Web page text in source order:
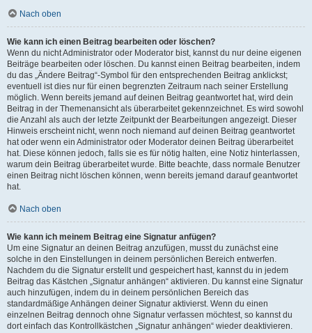
Nach oben
Wie kann ich einen Beitrag bearbeiten oder löschen?
Wenn du nicht Administrator oder Moderator bist, kannst du nur deine eigenen
Beiträge bearbeiten oder löschen. Du kannst einen Beitrag bearbeiten, indem
du das „Ändere Beitrag“-Symbol für den entsprechenden Beitrag anklickst;
eventuell ist dies nur für einen begrenzten Zeitraum nach seiner Erstellung
möglich. Wenn bereits jemand auf deinen Beitrag geantwortet hat, wird dein
Beitrag in der Themenansicht als überarbeitet gekennzeichnet. Es wird sowohl
die Anzahl als auch der letzte Zeitpunkt der Bearbeitungen angezeigt. Dieser
Hinweis erscheint nicht, wenn noch niemand auf deinen Beitrag geantwortet
hat oder wenn ein Administrator oder Moderator deinen Beitrag überarbeitet
hat. Diese können jedoch, falls sie es für nötig halten, eine Notiz hinterlassen,
warum dein Beitrag überarbeitet wurde. Bitte beachte, dass normale Benutzer
einen Beitrag nicht löschen können, wenn bereits jemand darauf geantwortet
hat.
Nach oben
Wie kann ich meinem Beitrag eine Signatur anfügen?
Um eine Signatur an deinen Beitrag anzufügen, musst du zunächst eine
solche in den Einstellungen in deinem persönlichen Bereich entwerfen.
Nachdem du die Signatur erstellt und gespeichert hast, kannst du in jedem
Beitrag das Kästchen „Signatur anhängen“ aktivieren. Du kannst eine Signatur
auch hinzufügen, indem du in deinem persönlichen Bereich das
standardmäßige Anhängen deiner Signatur aktivierst. Wenn du einen
einzelnen Beitrag dennoch ohne Signatur verfassen möchtest, so kannst du
dort einfach das Kontrollkästchen „Signatur anhängen“ wieder deaktivieren.